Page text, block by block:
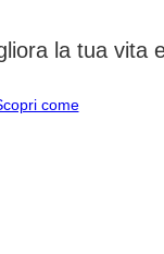
la tua vita
come